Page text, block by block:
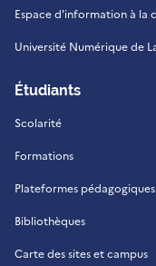
Espace d'information à la
Université Numérique de
Étudiants
Scolarité
Formations
Plateformes pédagogiques
Bibliothèques
Carte des sites et campus